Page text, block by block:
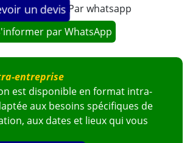
un devis Par whatsapp
par WhatsApp
entreprise
est disponible en format intra-
aux besoins spécifiques de
aux dates et lieux qui vous